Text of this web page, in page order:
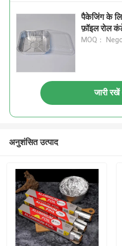
पैकेजिंग के
फ़ॉइल रोल
MOQ：
जारी रखें
अनुशंसित उत्पाद